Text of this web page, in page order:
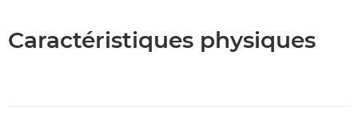
Caractéristiques physiques